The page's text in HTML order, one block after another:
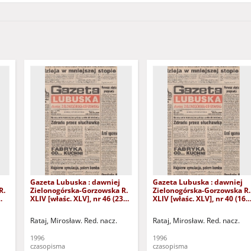
Gazeta Lubuska : dawniej
Zielonogórska-Gorzowska R.
XLIV [właśc. XLV], nr 46 (23
Rataj, Mirosław. Red. nacz.
1996
czasopisma
Gazeta Lubuska : dawniej
Zielonogórska-Gorzowska R.
XLIV [właśc. XLV], nr 40 (16
Rataj, Mirosław. Red. nacz.
1996
czasopisma